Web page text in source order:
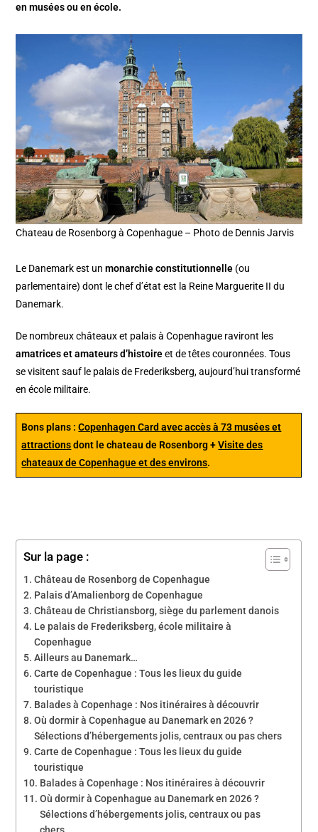
en musées ou en école.
Chateau de Rosenborg à Copenhague – Photo de Dennis Jarvis
Le Danemark est unmonarchie constitutionnelle (ou
parlementaire) dont le chef d’état est la Reine Marguerite II du
Danemark.
De nombreux châteaux et palais à Copenhague raviront les
amatrices et amateurs d’histoireet de têtes couronnées. Tous
se visitent sauf le palais de Frederiksberg, aujourd’hui transformé
en école militaire.
Bons plans :Copenhagen Card avec accès à 73 musées et
attractionsdont le chateau de Rosenborg +Visite des
chateaux de Copenhague et des environs.
Sur la page :
Château de Rosenborg de Copenhague
Palais d’Amalienborg de Copenhague
Château de Christiansborg, siège du parlement danois
Le palais de Frederiksberg, école militaire à
Copenhague
Ailleurs au Danemark…
Carte de Copenhague : Tous les lieux du guide
touristique
Balades à Copenhage : Nos itinéraires à découvrir
Où dormir à Copenhague au Danemark en 2026 ?
Sélections d’hébergements jolis, centraux ou pas chers
Carte de Copenhague : Tous les lieux du guide
touristique
Balades à Copenhage : Nos itinéraires à découvrir
Où dormir à Copenhague au Danemark en 2026 ?
Sélections d’hébergements jolis, centraux ou pas